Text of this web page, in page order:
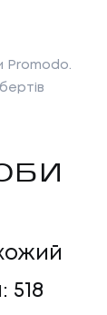
Promodo.
518